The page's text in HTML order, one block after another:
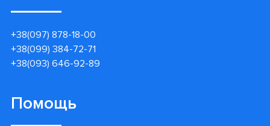
+38(097) 878-18-00
+38(099) 384-72-71
+38(093) 646-92-89
Помощь